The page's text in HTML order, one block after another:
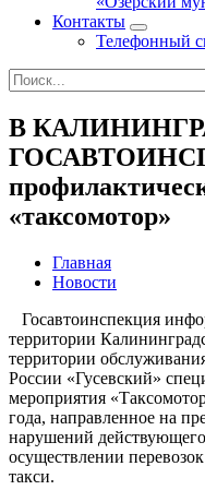
Контакты
Телефонный
В
«таксомотор»
Главная
Новости
Госавтоинспекция
территории
территории
России «Гусевский»
мероприятия
года, направленное на
нарушений действующего
осуществлении
такси.